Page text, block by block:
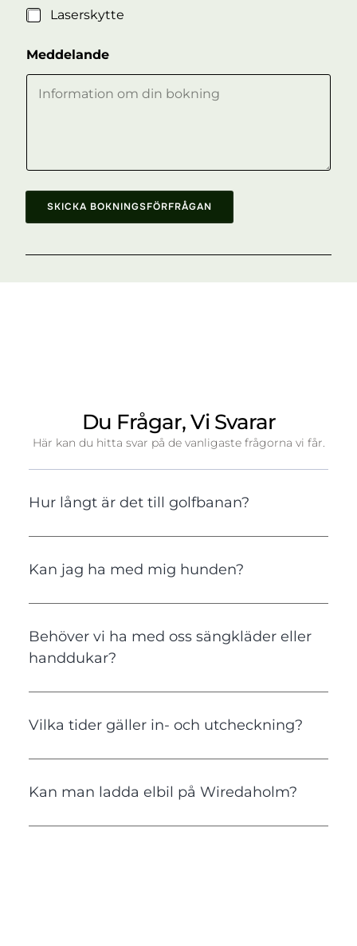
Laserskytte
Meddelande
SKICKA BOKNINGSFÖRFRÅGAN
Du Frågar, Vi Svarar
Här kan du hitta svar på de vanligaste frågorna vi får.
Hur långt är det till golfbanan?
Kan jag ha med mig hunden?
Behöver vi ha med oss sängkläder eller
handdukar?
Vilka tider gäller in- och utcheckning?
Kan man ladda elbil på Wiredaholm?